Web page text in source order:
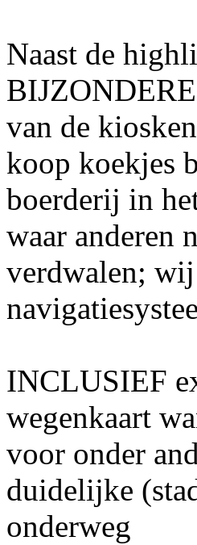
Naast de
van de
koop koekjes
boerderij in
waar anderen
verdwalen;
INCLUSIEF
wegenkaart
voor onder
duidelijke
onderweg